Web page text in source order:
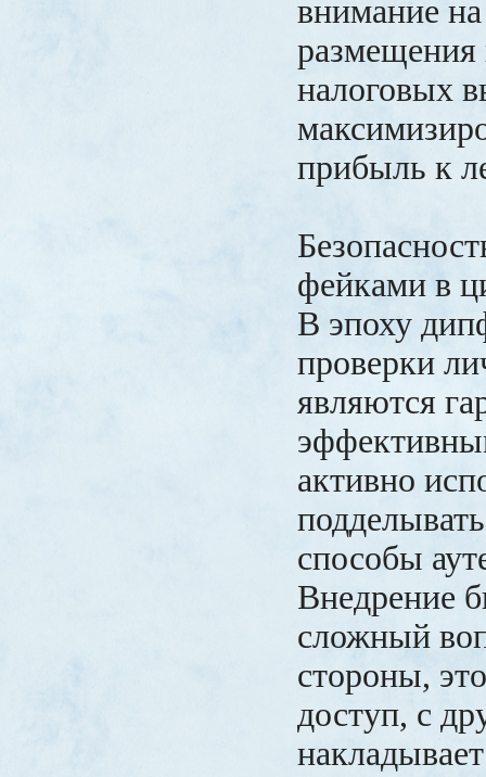
внимание
размещения
налоговых
прибыль к
фейками в
В эпоху
проверки
являются
активно
способы
Внедрение
сложный
стороны,
доступ, с